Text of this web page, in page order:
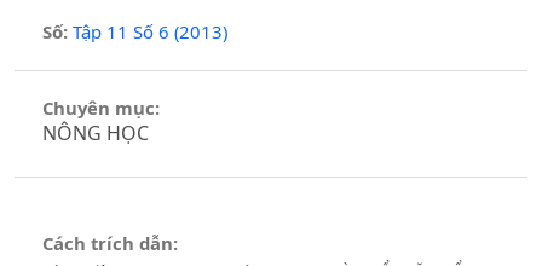
Số: Tập 11 Số 6 (2013)
Chuyên mục:
NÔNG HỌC
Cách trích dẫn: